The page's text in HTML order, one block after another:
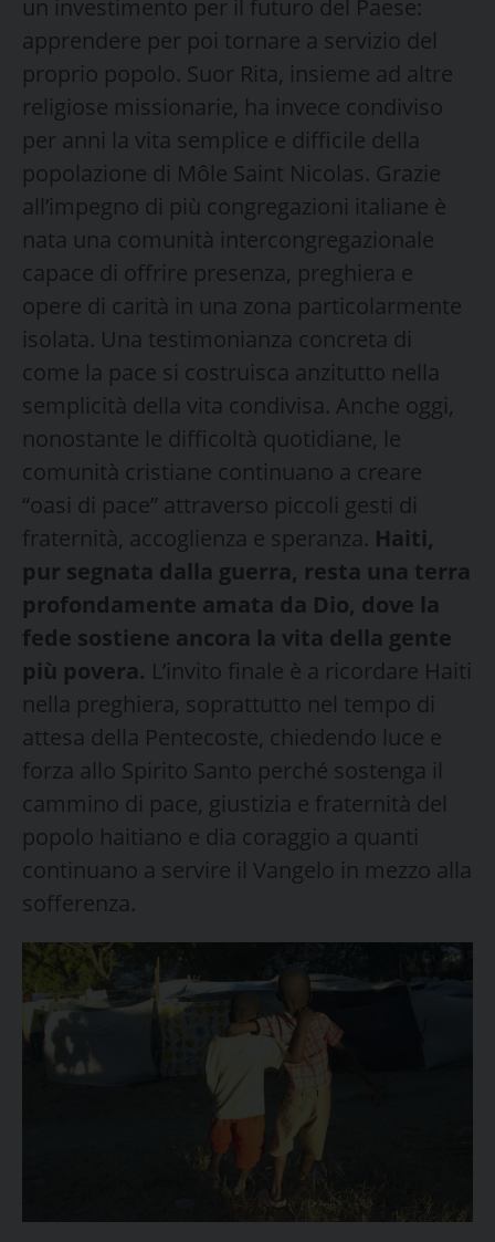
un investimento per il futuro del Paese:
apprendere per poi tornare a servizio del
proprio popolo. Suor Rita, insieme ad altre
religiose missionarie, ha invece condiviso
per anni la vita semplice e difficile della
popolazione di Môle Saint Nicolas. Grazie
all’impegno di più congregazioni italiane è
nata una comunità intercongregazionale
capace di offrire presenza, preghiera e
opere di carità in una zona particolarmente
isolata. Una testimonianza concreta di
come la pace si costruisca anzitutto nella
semplicità della vita condivisa. Anche oggi,
nonostante le difficoltà quotidiane, le
comunità cristiane continuano a creare
“oasi di pace” attraverso piccoli gesti di
fraternità, accoglienza e speranza. Haiti,
pur segnata dalla guerra, resta una terra
profondamente amata da Dio, dove la
fede sostiene ancora la vita della gente
più povera. L’invito finale è a ricordare Haiti
nella preghiera, soprattutto nel tempo di
attesa della Pentecoste, chiedendo luce e
forza allo Spirito Santo perché sostenga il
cammino di pace, giustizia e fraternità del
popolo haitiano e dia coraggio a quanti
continuano a servire il Vangelo in mezzo alla
sofferenza.